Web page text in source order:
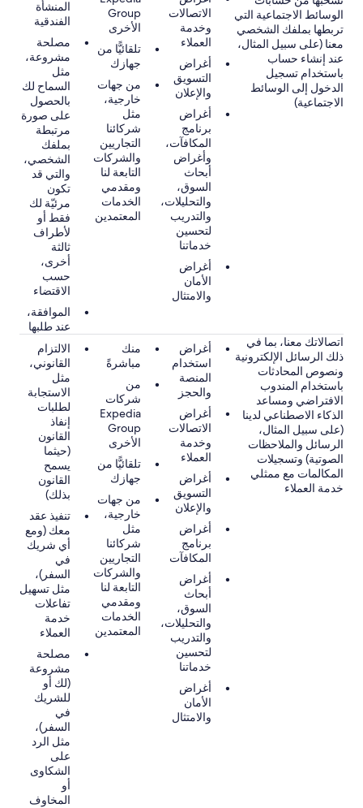
الوسائط الاجتماعية التي
تربطها بملفك الشخصي
معنا (على سبيل المثال،
عند إنشاء حساب
باستخدام تسجيل
الدخول إلى الوسائط
الاجتماعية)
الاتصالات
وخدمة
العملاء
أغراض
التسويق
والإعلان
أغراض
برنامج
المكافآت،
وأغراض
أبحاث
السوق،
والتحليلات،
والتدريب
لتحسين
خدماتنا
أغراض
الأمان
والامتثال
Group
الأخرى
تلقائيًّا من
جهازك
من جهات
خارجية،
مثل
شركائنا
التجاريين
والشركات
التابعة لنا
ومقدمي
الخدمات
المعتمدين
المنشأة
الفندقية
مصلحة
مشروعة،
مثل
السماح لك
بالحصول
على صورة
مرتبطة
بملفك
الشخصي،
والتي قد
تكون
مرئيّة لك
فقط أو
لأطراف
ثالثة
أخرى،
حسب
الاقتضاء
الموافقة،
عند طلبها
اتصالاتك معنا، بما في
ذلك الرسائل الإلكترونية
ونصوص المحادثات
باستخدام المندوب
الافتراضي ومساعد
الذكاء الاصطناعي لدينا
(على سبيل المثال،
الرسائل والملاحظات
الصوتية) وتسجيلات
المكالمات مع ممثلي
خدمة العملاء
أغراض
استخدام
المنصة
والحجز
أغراض
الاتصالات
وخدمة
العملاء
أغراض
التسويق
والإعلان
أغراض
برنامج
المكافآت
أغراض
أبحاث
السوق،
والتحليلات،
والتدريب
لتحسين
خدماتنا
أغراض
الأمان
والامتثال
منك
مباشرةً
من
شركات
Expedia
Group
الأخرى
تلقائيًّا من
جهازك
من جهات
خارجية،
مثل
شركائنا
التجاريين
والشركات
التابعة لنا
ومقدمي
الخدمات
المعتمدين
الالتزام
القانوني،
مثل
الاستجابة
لطلبات
إنفاذ
القانون
(حيثما
يسمح
القانون
بذلك)
تنفيذ عقد
معك (ومع
أي شريك
في
السفر)،
مثل تسهيل
تفاعلات
خدمة
العملاء
مصلحة
مشروعة
(لك أو
للشريك
في
السفر)،
مثل الرد
على
الشكاوى
أو
المخاوف